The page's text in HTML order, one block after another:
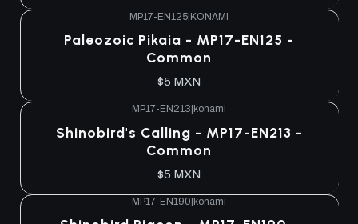
MP17-EN125 KONAMI
Paleozoic Pikaia - MP17-EN125 -
Common
$5 MXN
MP17-EN213 konami
Shinobird's Calling - MP17-EN213 -
Common
$5 MXN
MP17-EN190|konami